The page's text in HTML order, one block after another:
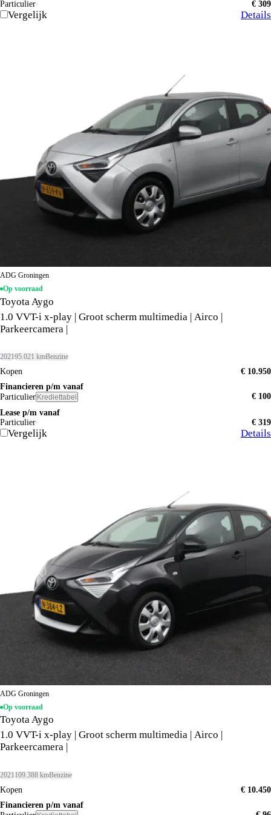
Particulier € 309
Vergelijk Details
ADG Groningen
Op voorraad
Toyota Aygo
1.0 VVT-i x-play | Groot scherm multimedia | Airco |
Parkeercamera |
202195.021 kmBenzine
Kopen
€ 10.950
Financieren p/m vanaf
Particulier Krediettabel
€ 100
Lease p/m vanaf
Particulier
€ 319
Vergelijk Details
ADG Groningen
Op voorraad
Toyota Aygo
1.0 VVT-i x-play | Groot scherm multimedia | Airco |
Parkeercamera |
2021109.388 kmBenzine
Kopen
€ 10.450
Financieren p/m vanaf